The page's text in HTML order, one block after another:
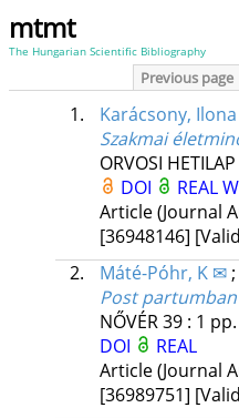
mtmt
The Hungarian Scientific Bibliography
Previous page
1. Karácsony,
Szakmai
ORVOSI HETILAP
DOI
REAL
Article (Journal
[36948146]
2.
Máté-Póhr, K ✉;
Post partumban
NŐVÉR39: 1
DOI
REAL
Article (Journal
[36989751]